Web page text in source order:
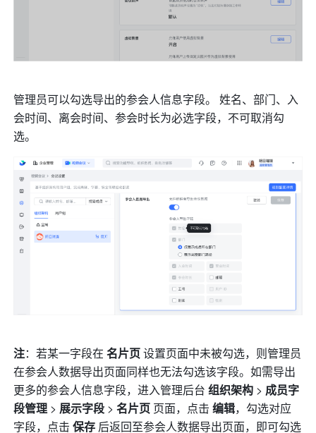
管理员可以勾选导出的参会人信息字段。 姓名、部门、入
会时间、离会时间、参会时长为必选字段，不可取消勾
选。
注：若某一字段在 名片页 设置页面中未被勾选，则管理员
在参会人数据导出页面同样也无法勾选该字段。如需导出
更多的参会人信息字段，进入管理后台 组织架构 > 成员字
段管理 > 展示字段 > 名片页 页面，点击 编辑，勾选对应
字段，点击 保存 后返回至参会人数据导出页面，即可勾选